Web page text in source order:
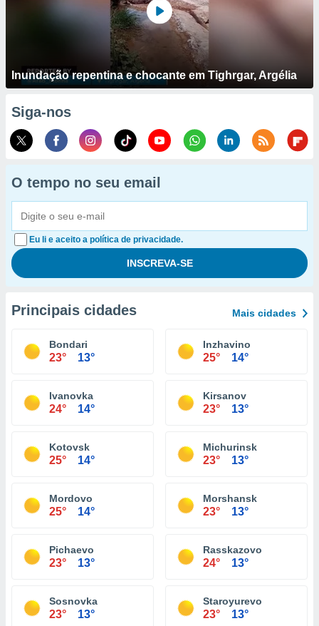
Inundação repentina e chocante em Tighrgar, Argélia
Siga-nos
O tempo no seu email
Eu li e aceito a política de privacidade.
Principais cidades Mais cidades
Bondari
23° 13°
Inzhavino
25° 14°
Ivanovka
24° 14°
Kirsanov
23° 13°
Kotovsk
25° 14°
Michurinsk
23° 13°
Mordovo
25° 14°
Morshansk
23° 13°
Pichaevo
23° 13°
Rasskazovo
24° 13°
Sosnovka
23° 13°
Staroyurevo
23° 13°